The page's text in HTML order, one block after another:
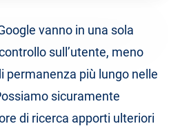
vanno in una sola
sull’utente, meno
permanenza più lungo nelle
sicuramente
di ricerca apporti ulteriori